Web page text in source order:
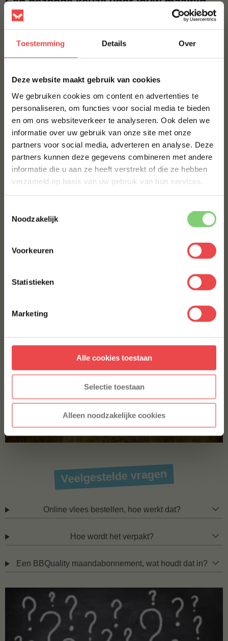
Toestemming Details Over
Deze website maakt gebruik van cookies
We gebruiken cookies om content en advertenties te
personaliseren, om functies voor social media te bieden
en om ons websiteverkeer te analyseren. Ook delen we
informatie over uw gebruik van onze site met onze
partners voor social media, adverteren en analyse. Deze
partners kunnen deze gegevens combineren met andere
informatie die u aan ze heeft verstrekt of die ze hebben
verzameld op basis van uw gebruik van hun services.
Noodzakelijk
Voorkeuren
Statistieken
Marketing
Alle cookies toestaan
Selectie toestaan
Alleen noodzakelijke cookies
Kabeljauw is niet alleen een ontzettend lekkere vis,
keuze! De vis is mager, heeft een hoog eiwitgehalte
en is goede bron van vitamines en mineralen, zoals
omega-3 vetzuren, die gunstig zijn voor hart- en
hersengezondheid. Daarnaast is kabeljauw vaak
lager in vetgehalte dan andere vette vissoorten,
waardoor het een perfect past bij een evenwichtige
levensstijl.
Geniet van de lekkerste kabeljauw bij
BBQuality
Pak nu deze kans en bestel de lekkerste kabeljauw
kabeljauwfilet, -burger of -haas, de overheerlijke
smaak van deze verse vis blaast je omver. Bestel met
Veelgestelde vragen
Online vlees bestellen, hoe werkt dat?
Hoe wordt het verpakt?
Een BBQuality maandabonnement, wat houdt dat in?
10% korting op je
eerste bestelling*
Schrijf je in voor onze nieuwsbrief en ontvang direct
10% korting op jouw eerste bestelling.
ACHTERNAAM
* Alleen voor nieuwe inschrijvers, korting niet geldig op reeds
afgeprijsde producten.